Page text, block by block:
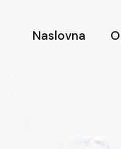
Naslovna